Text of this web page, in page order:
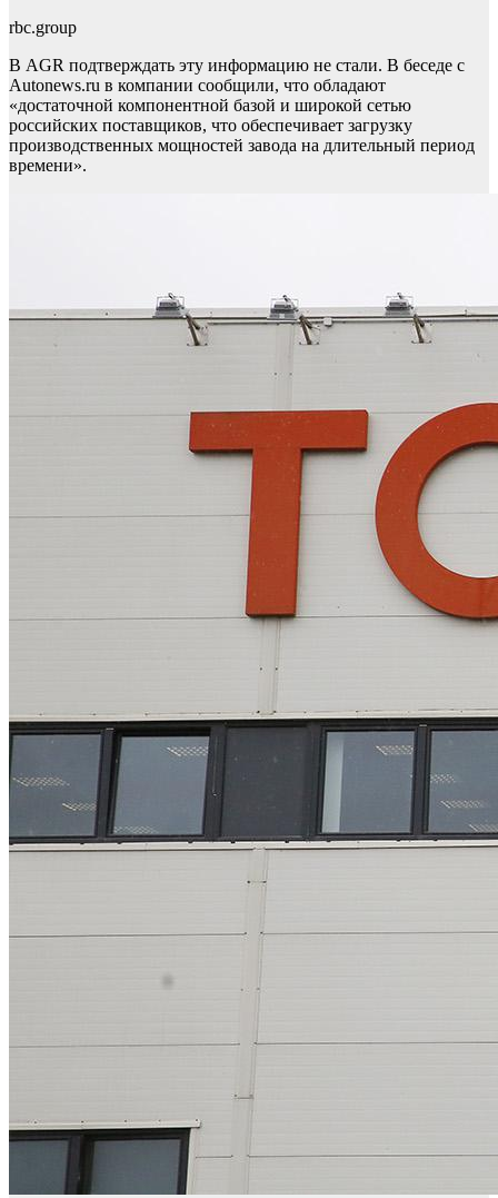
rbc.group
В AGR подтверждать эту информацию не стали. В беседе с
Autonews.ru в компании сообщили, что обладают
«достаточной компонентной базой и широкой сетью
российских поставщиков, что обеспечивает загрузку
производственных мощностей завода на длительный период
времени».